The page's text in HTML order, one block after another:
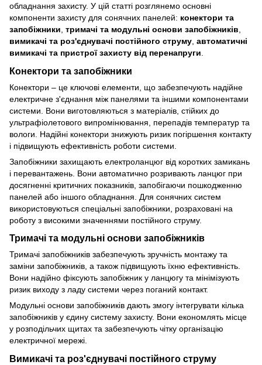
обладнання захисту. У цій статті розглянемо основні
компоненти захисту для сонячних панелей: конектори та
запобіжники тримачі та модульні основи запобіжників
вимикачі та роз'єднувачі постійного струму автоматичні
вимикачі та пристрої захисту від перенапруги
Конектори та запобіжники
Конектори – це ключові елементи, що забезпечують надійне
електричне з'єднання між панелями та іншими компонентами
системи. Вони виготовляються з матеріалів, стійких до
ультрафіолетового випромінювання, перепадів температур та
вологи. Надійні конектори знижують ризик погіршення контакту
і підвищують ефективність роботи системи.
Запобіжники захищають електроланцюг від коротких замикань
і перевантажень. Вони автоматично розривають ланцюг при
досягненні критичних показників, запобігаючи пошкодженню
панелей або іншого обладнання. Для сонячних систем
використовуються спеціальні запобіжники, розраховані на
роботу з високими значеннями постійного струму.
Тримачі та модульні основи запобіжників
Тримачі запобіжників забезпечують зручність монтажу та
заміни запобіжників, а також підвищують їхню ефективність.
Вони надійно фіксують запобіжник у ланцюгу та мінімізують
ризик виходу з ладу системи через поганий контакт.
Модульні основи запобіжників дають змогу інтегрувати кілька
запобіжників у єдину систему захисту. Вони економлять місце
у розподільчих щитах та забезпечують чітку організацію
електричної мережі.
Вимикачі та роз'єднувачі постійного струму